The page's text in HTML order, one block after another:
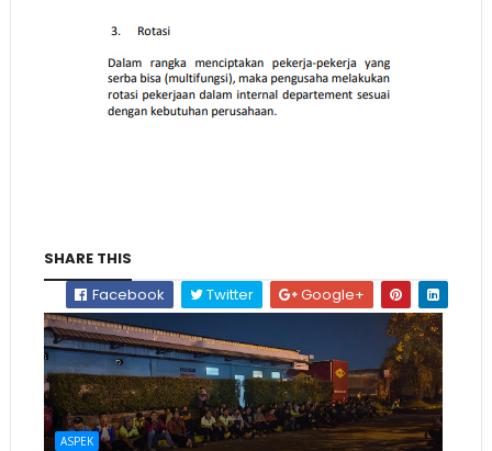
SHARE THIS
Facebook
Twitter Google+
ASPEK